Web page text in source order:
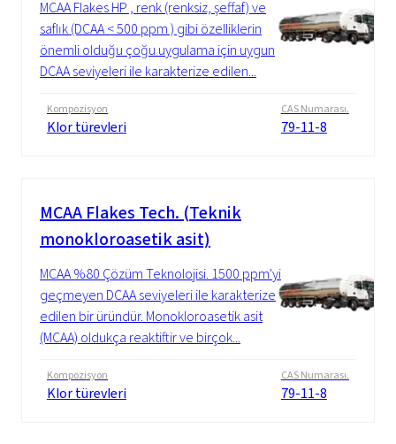
MCAA Flakes HP , renk (renksiz, şeffaf) ve
saflık (DCAA < 500 ppm ) gibi özelliklerin
önemli olduğu çoğu uygulama için uygun
DCAA seviyeleri ile karakterize edilen...
Kompozisyon
Klor türevleri
CAS Numarası.
79-11-8
MCAA Flakes Tech. (Teknik
monokloroasetik asit)
MCAA %80 Çözüm Teknolojisi. 1500 ppm'yi
geçmeyen DCAA seviyeleri ile karakterize
edilen bir üründür. Monokloroasetik asit
(MCAA) oldukça reaktiftir ve birçok...
Kompozisyon
Klor türevleri
CAS Numarası.
79-11-8